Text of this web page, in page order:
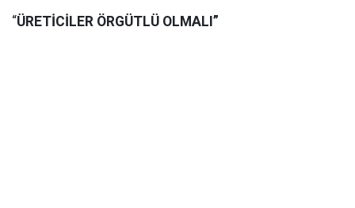
“ÜRETİCİLER ÖRGÜTLÜ OLMALI”